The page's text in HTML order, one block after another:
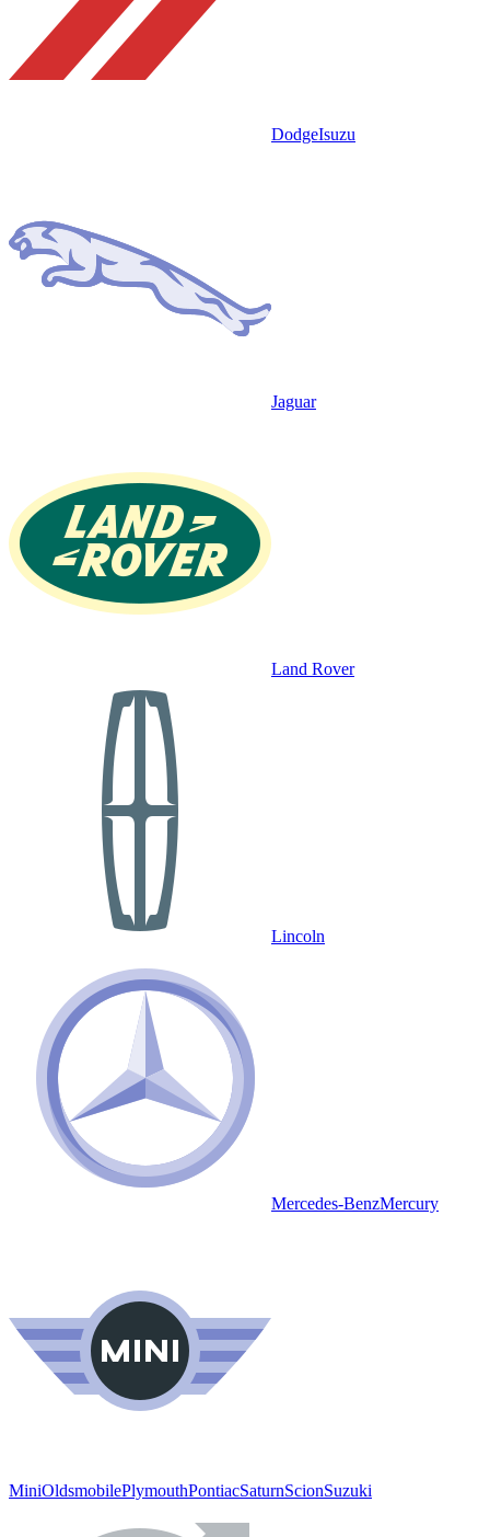
DodgeIsuzu
Jaguar
Land Rover
Lincoln
Mercedes-BenzMercury
MiniOldsmobilePlymouthPontiacSaturnScionSuzuki